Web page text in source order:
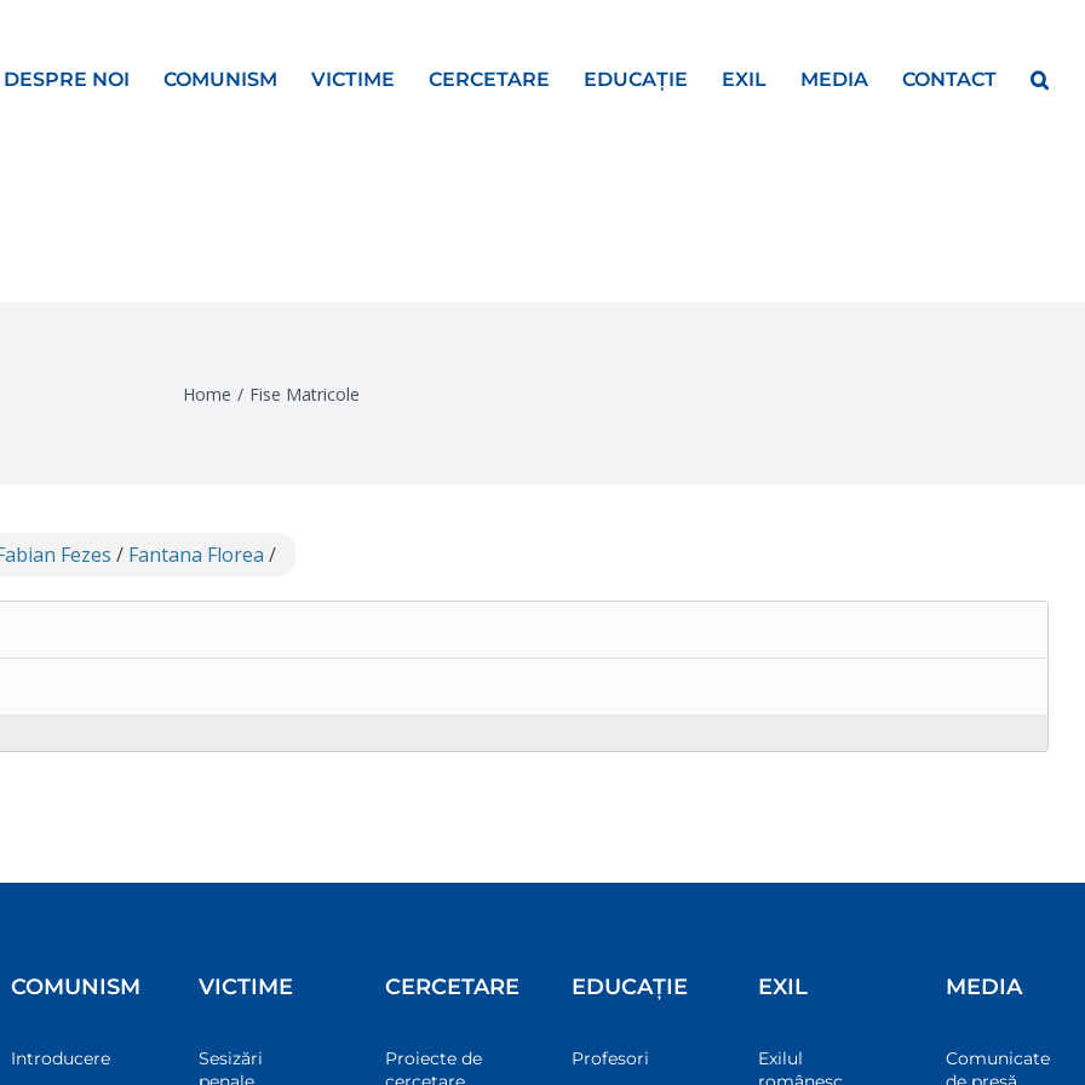
DESPRE NOI COMUNISM VICTIME CERCETARE EDUCAȚIE EXIL MEDIA CONTACT
Home / Fise Matricole
Fezes / Fantana Florea /
COMUNISM
Introducere
VICTIME
Sesizări
CERCETARE
Proiecte de
EDUCAȚIE
Profesori
EXIL
Exilul
MEDIA
Comunicate